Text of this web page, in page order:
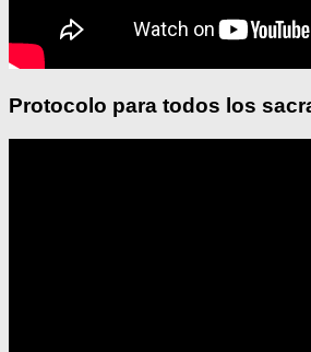
Protocolo para todos los